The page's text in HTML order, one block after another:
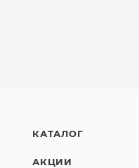
КАТАЛОГ
АКЦИИ